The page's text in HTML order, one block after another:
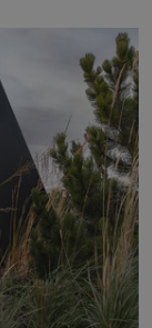
klid.
města,